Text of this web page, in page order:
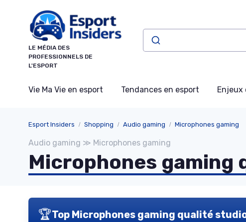
LE MÉDIA DES
PROFESSIONNELS DE
L'ESPORT
Vie Ma Vie en esport Tendances en esport Enjeux
Esport Insiders Shopping Audio gaming Microphones gaming
Audio gaming ≫ Microphones gaming
Microphones gaming
🏆Top Microphones gaming qualité